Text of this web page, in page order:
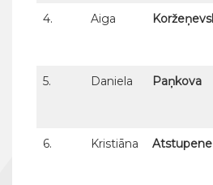
4. Aiga
5. Daniela Paņkova
6. Kristiāna Atstupene